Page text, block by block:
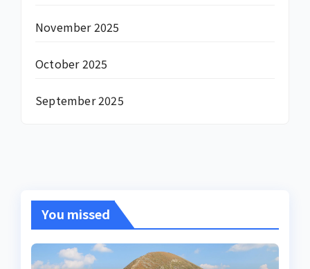
November 2025
October 2025
September 2025
You missed